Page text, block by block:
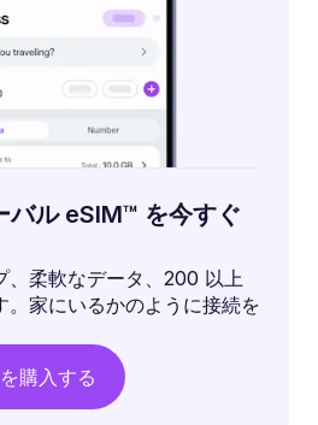
バル eSIM™ を今すぐ
、柔軟なデータ、200 以上
。家にいるかのように接続を
購入する